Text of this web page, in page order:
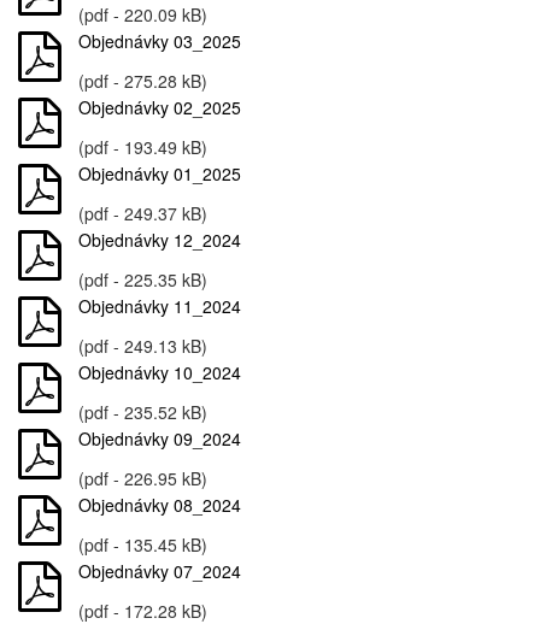
(pdf - 220.09 kB)
Objednávky 03_2025
(pdf - 275.28 kB)
Objednávky 02_2025
(pdf - 193.49 kB)
Objednávky 01_2025
(pdf - 249.37 kB)
Objednávky 12_2024
(pdf - 225.35 kB)
Objednávky 11_2024
(pdf - 249.13 kB)
Objednávky 10_2024
(pdf - 235.52 kB)
Objednávky 09_2024
(pdf - 226.95 kB)
Objednávky 08_2024
(pdf - 135.45 kB)
Objednávky 07_2024
(pdf - 172.28 kB)